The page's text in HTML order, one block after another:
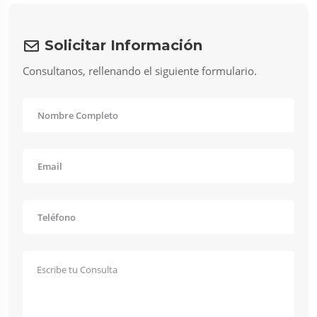
Solicitar Información
Consultanos, rellenando el siguiente formulario.